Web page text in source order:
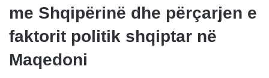
me Shqipërinë dhe përçarjen e
faktorit politik shqiptar në
Maqedoni